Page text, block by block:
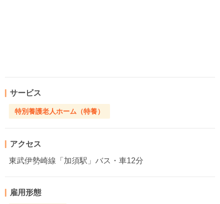
サービス
特別養護老人ホーム（特養）
アクセス
東武伊勢崎線「加須駅」バス・車12分
雇用形態